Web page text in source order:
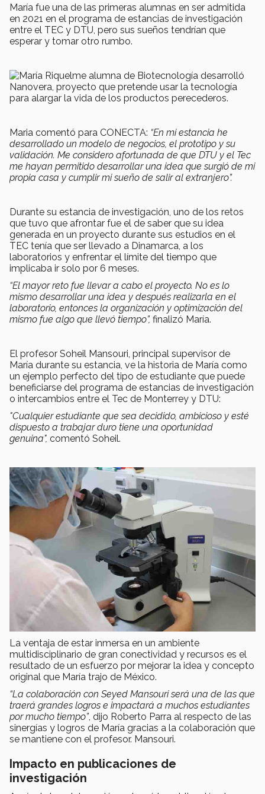
María fue una de las primeras alumnas en ser admitida
en 2021 en el programa de estancias de investigación
entre el TEC y DTU, pero sus sueños tendrían que
esperar y tomar otro rumbo.
Maria comentó para CONECTA: “En mi estancia he
desarrollado un modelo de negocios, el prototipo y su
validación. Me considero afortunada de que DTU y el Tec
me hayan permitido desarrollar una idea que surgió de mi
propia casa y cumplir mi sueño de salir al extranjero”.
Durante su estancia de investigación, uno de los retos
que tuvo que afrontar fue el de saber que su idea
generada en un proyecto durante sus estudios en el
TEC tenía que ser llevado a Dinamarca, a los
laboratorios y enfrentar el límite del tiempo que
implicaba ir solo por 6 meses.
“El mayor reto fue llevar a cabo el proyecto. No es lo
mismo desarrollar una idea y después realizarla en el
laboratorio, entonces la organización y optimización del
mismo fue algo que llevó tiempo”, finalizó María.
El profesor Soheil Mansouri, principal supervisor de
María durante su estancia, ve la historia de María como
un ejemplo perfecto del tipo de estudiante que puede
beneficiarse del programa de estancias de investigación
o intercambios entre el Tec de Monterrey y DTU:
"Cualquier estudiante que sea decidido, ambicioso y esté
dispuesto a trabajar duro tiene una oportunidad
genuina", comentó Soheil.
La ventaja de estar inmersa en un ambiente
multidisciplinario de gran conectividad y recursos es el
resultado de un esfuerzo por mejorar la idea y concepto
original que María trajo de México.
“La colaboración con Seyed Mansouri será una de las que
traerá grandes logros e impactará a muchos estudiantes
por mucho tiempo”, dijo Roberto Parra al respecto de las
sinergías y logros de María gracias a la colaboración que
se mantiene con el profesor. Mansouri.
Impacto en publicaciones de
investigación